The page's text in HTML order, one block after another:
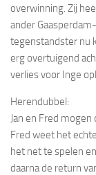
overwinning. Zij
ander
tegenstandster nu
erg overtuigend
verlies voor Inge
Herendubbel:
Jan en Fred
Fred weet het
het net te spelen
daarna de return